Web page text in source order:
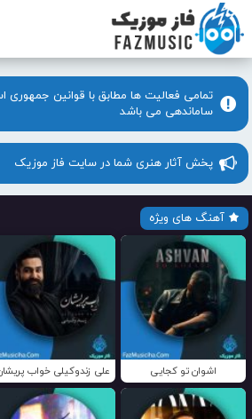
تمامی فعالیت ها مطابق با قوانین جمهوری
ساماندهی می باشد
پخش آثار هنری شما در سایت فاز موزیک
آهنگ های ویژه
اشوان تو کجایی علی زندوکیلی خواب